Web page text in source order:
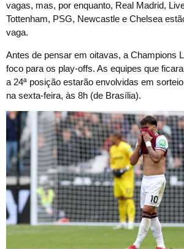
vagas, mas, por enquanto, Real Madrid,
Tottenham, PSG, Newcastle e Chelsea
vaga.
Antes de pensar em oitavas, a Champions
foco para os play-offs. As equipes que
a 24ª posição estarão envolvidas em
na sexta-feira, às 8h (de Brasília).